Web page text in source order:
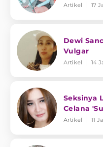
Artikel 17
Dewi
Vulgar
Artikel 14
Seksinya
Celana
Artikel 11